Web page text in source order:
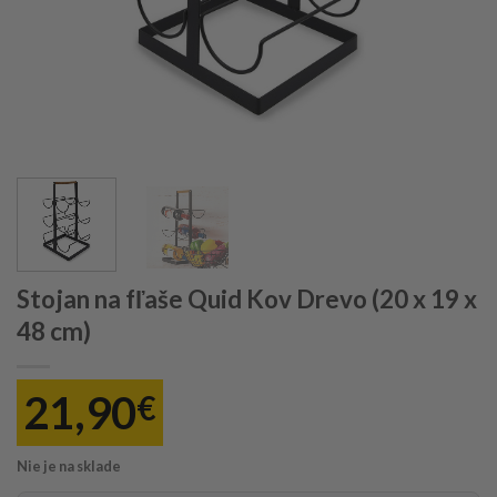
Stojan na fľaše Quid Kov Drevo (20 x 19 x
48 cm)
21,90€
Nie je na sklade